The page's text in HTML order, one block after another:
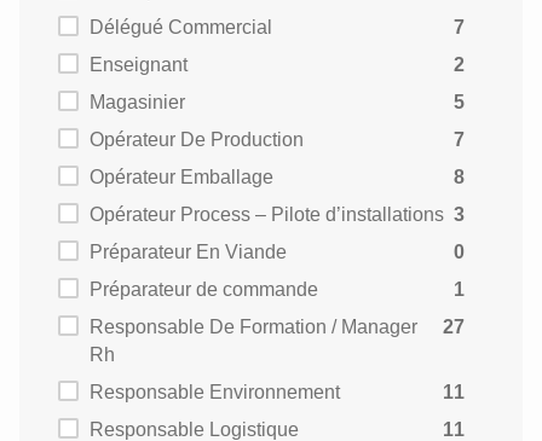
Délégué Commercial
7
Enseignant
2
Magasinier
5
Opérateur De Production
7
Opérateur Emballage
8
Opérateur Process – Pilote d’installations 3
Préparateur En Viande
0
Préparateur de commande
1
Responsable De Formation / Manager
Rh
27
Responsable Environnement
11
Responsable Logistique
11